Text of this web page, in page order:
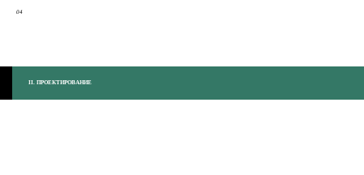
04
II. ПРОЕКТИРОВАНИЕ